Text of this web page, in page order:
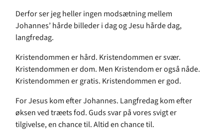
Derfor ser jeg heller ingen modsætning mellem
Johannes’ hårde billeder i dag og Jesu hårde dag,
langfredag.
Kristendommen er hård. Kristendommen er svær.
Kristendommen er dom. Men Kristendom er også nåde.
Kristendommen er gratis. Kristendommen er god.
For Jesus kom efter Johannes. Langfredag kom efter
øksen ved træets fod. Guds svar på vores svigt er
tilgivelse, en chance til. Altid en chance til.